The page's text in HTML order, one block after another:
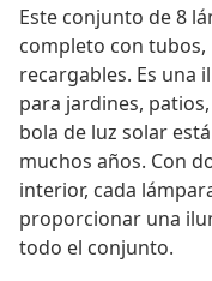
Este conjunto de 8
completo con
recargables. Es una
para jardines,
bola de luz solar
muchos años. Con
interior, cada
proporcionar una
todo el conjunto.